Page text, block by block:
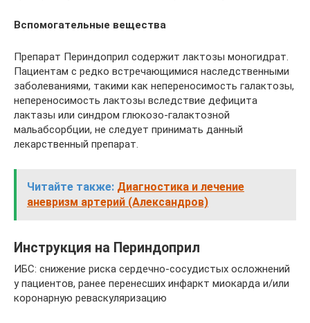
Вспомогательные вещества
Препарат Периндоприл содержит лактозы моногидрат.
Пациентам с редко встречающимися наследственными
заболеваниями, такими как непереносимость галактозы,
непереносимость лактозы вследствие дефицита
лактазы или синдром глюкозо-галактозной
мальабсорбции, не следует принимать данный
лекарственный препарат.
Читайте также: Диагностика и лечение
аневризм артерий (Александров)
Инструкция на Периндоприл
ИБС: снижение риска сердечно-сосудистых осложнений
у пациентов, ранее перенесших инфаркт миокарда и/или
коронарную реваскуляризацию